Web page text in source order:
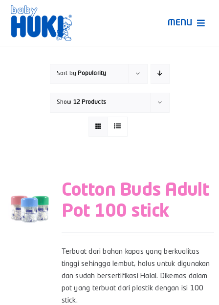
Skip
content
MENU
Sort by Popularity
Show 12 Products
Cotton Buds Adult
Pot 100 stick
Terbuat dari bahan kapas yang berkualitas
tinggi sehingga lembut, halus untuk digunakan
dan sudah bersertifikasi Halal. Dikemas dalam
pot yang terbuat dari plastik dengan isi 100
stick.